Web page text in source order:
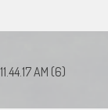
AM (6)